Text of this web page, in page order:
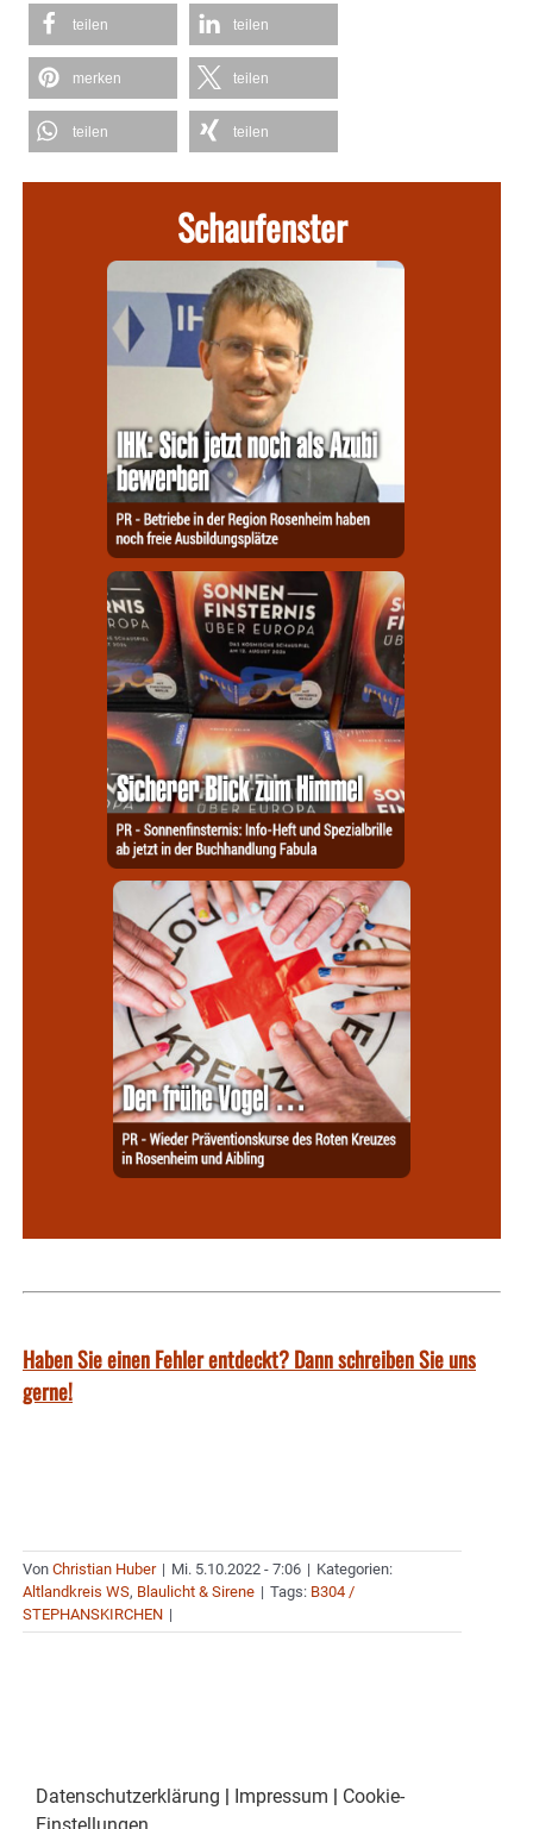
teilen teilen
merken teilen
teilen teilen
Schaufenster
Haben Sie einen Fehler entdeckt? Dann schreiben Sie uns
gerne!
Von Christian Huber | Mi. 5.10.2022 - 7:06 | Kategorien:
Altlandkreis WS, Blaulicht & Sirene | Tags: B304 /
STEPHANSKIRCHEN |
Datenschutzerklärung | Impressum | Cookie-